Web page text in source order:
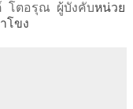
โตอรุณ ผู้บังคับหน่วย
โขง